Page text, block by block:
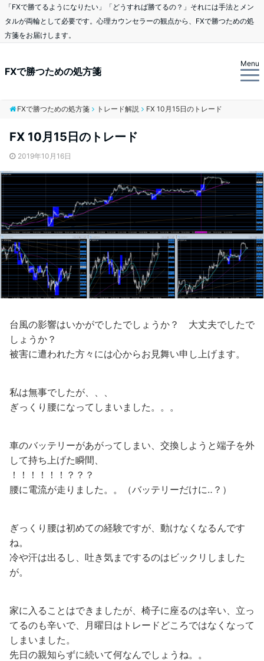
「FXで勝てるようになりたい」「どうすれば勝てるの？」それには手法とメン
タルが両輪として必要です。心理カウンセラーの観点から、FXで勝つための処
方箋をお届けします。
FXで勝つための処方箋
Menu
FXで勝つための処方箋 トレード解説 FX 10月15日のトレード
FX 10月15日のトレード
2019年10月16日
台風の影響はいかがでしたでしょうか？ 大丈夫でしたで
しょうか？
被害に遭われた方々には心からお見舞い申し上げます。
私は無事でしたが、、、
ぎっくり腰になってしまいました。。。
車のバッテリーがあがってしまい、交換しようと端子を外
して持ち上げた瞬間、
！！！！！！？？？
腰に電流が走りました。。（バッテリーだけに‥？）
ぎっくり腰は初めての経験ですが、動けなくなるんです
ね。
冷や汗は出るし、吐き気までするのはビックリしました
が。
家に入ることはできましたが、椅子に座るのは辛い、立っ
てるのも辛いで、月曜日はトレードどころではなくなって
しまいました。
先日の親知らずに続いて何なんでしょうね。。